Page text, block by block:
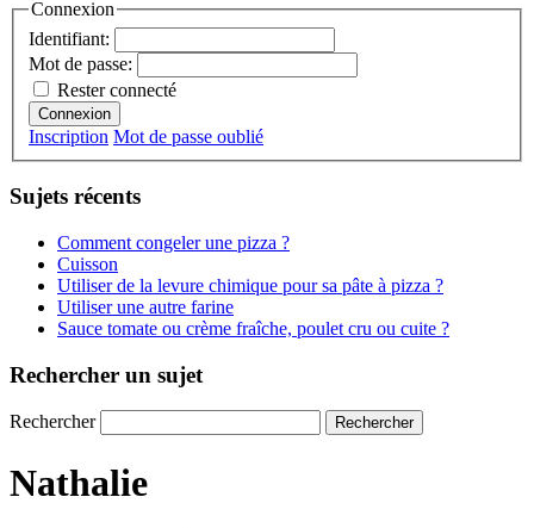
Connexion
Identifiant:
Mot de passe:
Rester connecté
Connexion
Inscription Mot de passe oublié
Sujets récents
Comment congeler une pizza ?
Cuisson
Utiliser de la levure chimique pour sa pâte à pizza ?
Utiliser une autre farine
Sauce tomate ou crème fraîche, poulet cru ou cuite ?
Rechercher un sujet
Rechercher
Nathalie